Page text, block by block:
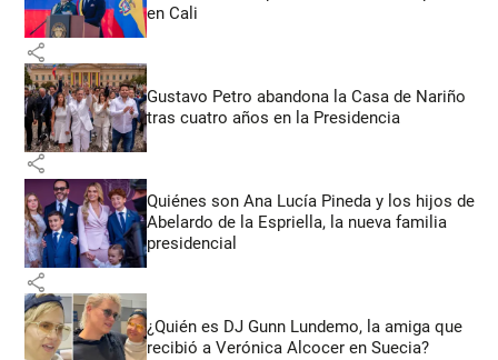
en Cali
share
Gustavo Petro abandona la Casa de Nariño
tras cuatro años en la Presidencia
share
Quiénes son Ana Lucía Pineda y los hijos de
Abelardo de la Espriella, la nueva familia
presidencial
share
¿Quién es DJ Gunn Lundemo, la amiga que
recibió a Verónica Alcocer en Suecia?